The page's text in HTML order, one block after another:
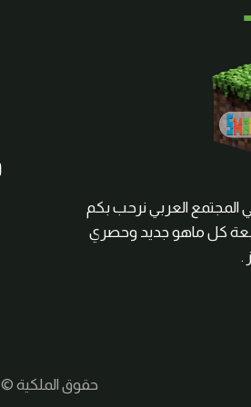
المجتمع العربي نرحب بكم
كل ماهو جديد وحصري
.
حقوق الملكية © 2026 SmartCraft | صنع بواسطة